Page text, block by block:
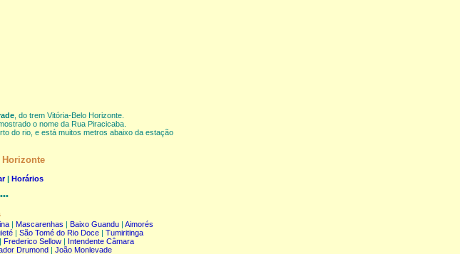
, do trem Vitória-Belo Horizonte.
o nome da Rua Piracicaba.
do rio, e está muitos metros abaixo da estação
| Horários
•••
| Mascarenhas | Baixo Guandu| Aimorés
| São Tomé do Rio Doce| Tumiritinga
| Frederico Sellow | Intendente Câmara
Drumond | João Monlevade